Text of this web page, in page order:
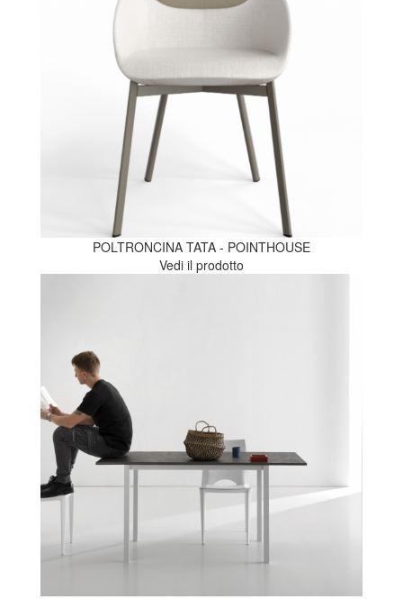
POLTRONCINA TATA - POINTHOUSE
Vedi il prodotto